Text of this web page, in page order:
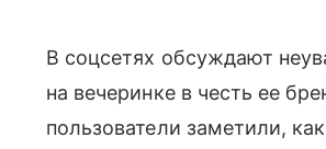
В соцсетях обсуждают
на вечеринке в честь ее
пользователи заметили,